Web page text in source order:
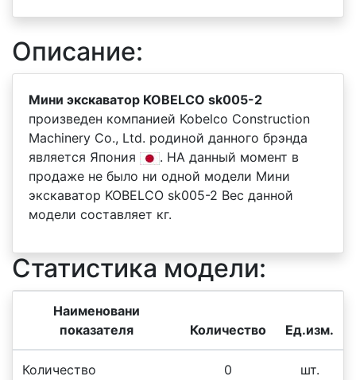
Описание:
Мини экскаватор KOBELCO sk005-2
произведен компанией Kobelco Construction
Machinery Co., Ltd. родиной данного брэнда
является Япония
. НА данный момент в
продаже не было ни одной модели Мини
экскаватор KOBELCO sk005-2 Вес данной
модели составляет кг.
Статистика модели:
Наименовани
показателя
Количество Ед.изм.
Количество
0 шт.